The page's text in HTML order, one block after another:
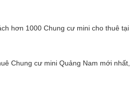
hơn 1000 Chung cư mini cho thuê
Chung cư mini Quảng Nam mới